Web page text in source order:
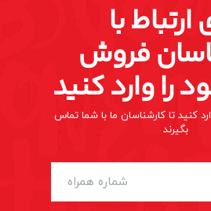
ارتباط با
فروش
را وارد کنید
کنید تا کارشناسان ما با شما تماس
بگیرند